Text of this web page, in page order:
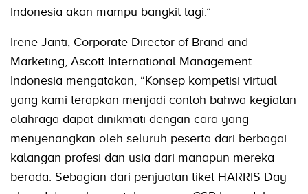
Indonesia akan mampu bangkit lagi.”
Irene Janti, Corporate Director of Brand and
Marketing, Ascott International Management
Indonesia mengatakan, “Konsep kompetisi virtual
yang kami terapkan menjadi contoh bahwa kegiatan
olahraga dapat dinikmati dengan cara yang
menyenangkan oleh seluruh peserta dari berbagai
kalangan profesi dan usia dari manapun mereka
berada. Sebagian dari penjualan tiket HARRIS Day